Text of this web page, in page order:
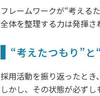
フレームワークが“考える
全体を整理する力は発揮さ
“考えたつもり”
採用活動を振り返ったとき
しかし、その状態が必ずし